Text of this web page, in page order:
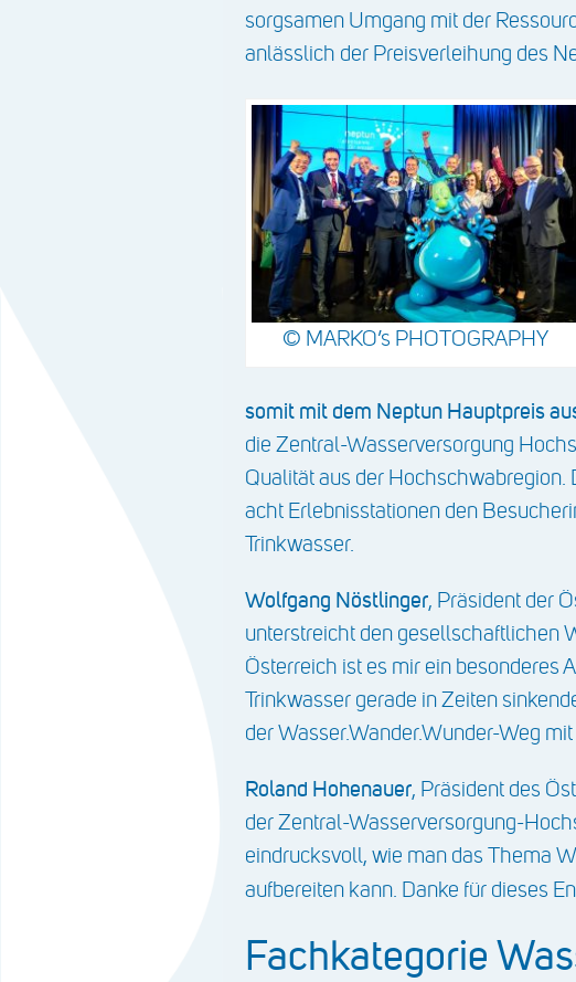
sorgsamen Umgang mit der
anlässlich der Preisverleihung des
© MARKO’s PHOTOGRAPHY
somit mit dem Neptun Hauptpreis
die Zentral-Wasserversorgung
Qualität aus der
acht Erlebnisstationen den
Trinkwasser.
Wolfgang Nöstlinger, Präsident der
unterstreicht den gesellschaftlichen
Österreich ist es mir ein besonderes
Trinkwasser gerade in Zeiten
der Wasser.Wander.Wunder-Weg
Roland Hohenauer, Präsident des
der Zentral-Wasserversorgung-
eindrucksvoll, wie man das Thema
aufbereiten kann. Danke für dieses
Fachkategorie